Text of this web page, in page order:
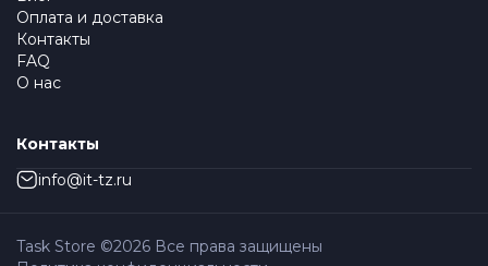
Оплата и доставка
Контакты
FAQ
О нас
Контакты
info@it-tz.ru
Task Store ©2026 Все права защищены